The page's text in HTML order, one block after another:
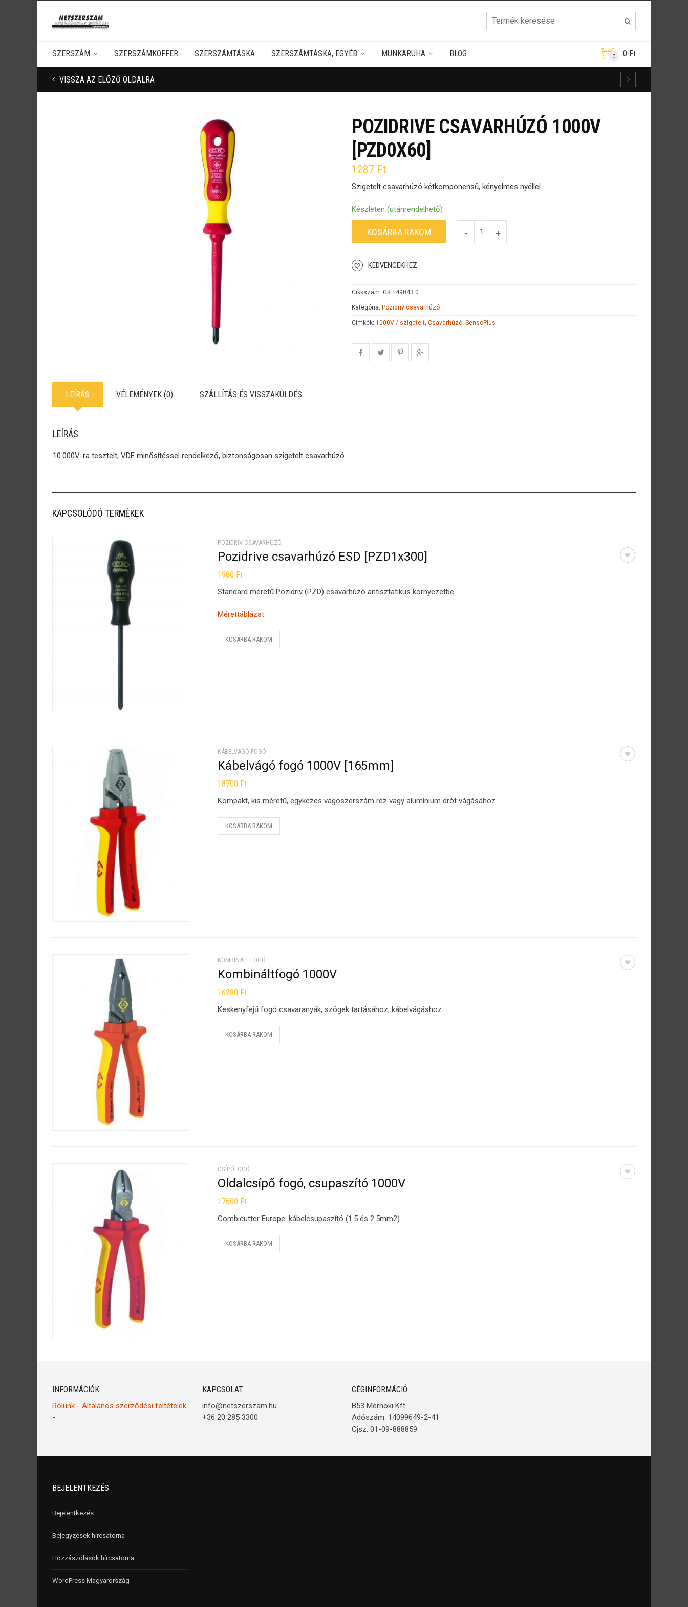
SZERSZÁM SZERSZÁMKOFFER SZERSZÁMTÁSKA SZERSZÁMTÁSKA, EGYÉB MUNKARUHA BLOG 0 0 Ft
VISSZA AZ ELŐZŐ OLDALRA
POZIDRIVE CSAVARHÚZÓ 1000V
[PZD0X60]
1287 Ft
Szigetelt csavarhúzó kétkomponensű, kényelmes nyéllel.
Készleten (utánrendelhető)
KOSÁRBA RAKOM
KEDVENCEKHEZ
Cikkszám: CK T49043 0
Kategória: Pozidriv csavarhúzó
Címkék: 1000V / szigetelt, Csavarhúzó: SensoPlus
LEÍRÁS VÉLEMÉNYEK (0) SZÁLLÍTÁS ÉS VISSZAKÜLDÉS
LEÍRÁS
10.000V-ra tesztelt, VDE minősítéssel rendelkező, biztonságosan szigetelt csavarhúzó.
KAPCSOLÓDÓ TERMÉKEK
POZIDRIV CSAVARHÚZÓ
Pozidrive csavarhúzó ESD [PZD1x300]
1980 Ft
Standard méretű Pozidriv (PZD) csavarhúzó antisztatikus környezetbe.
Mérettáblázat
KOSÁRBA RAKOM
KÁBELVÁGÓ FOGÓ
Kábelvágó fogó 1000V [165mm]
18700 Ft
Kompakt, kis méretű, egykezes vágószerszám réz vagy alumínium drót vágásához.
KOSÁRBA RAKOM
KOMBINÁLT FOGÓ
Kombináltfogó 1000V
16280 Ft
Keskenyfejű fogó csavaranyák, szögek tartásához, kábelvágáshoz.
KOSÁRBA RAKOM
CSÍPŐFOGÓ
Oldalcsípő fogó, csupaszító 1000V
17600 Ft
Combicutter Europe: kábelcsupaszító (1.5 és 2.5mm2).
KOSÁRBA RAKOM
INFORMÁCIÓK
Rólunk - Általános szerződési feltételek
-
KAPCSOLAT
info@netszerszam.hu
+36 20 285 3300
CÉGINFORMÁCIÓ
B53 Mérnöki Kft.
Adószám: 14099649-2-41
Cjsz: 01-09-888859
BEJELENTKEZÉS
Bejelentkezés
Bejegyzések hírcsatorna
Hozzászólások hírcsatorna
WordPress Magyarország